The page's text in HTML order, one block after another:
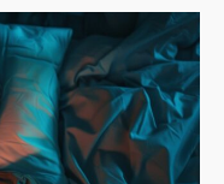
la gestion de
un défi majeur en
que la micro-
croissant. […]